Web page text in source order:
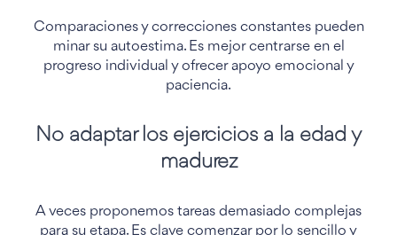
Comparaciones y correcciones constantes pueden
minar su autoestima. Es mejor centrarse en el
progreso individual y ofrecer apoyo emocional y
paciencia.
No adaptar los ejercicios a la edad y
madurez
A veces proponemos tareas demasiado complejas
para su etapa. Es clave comenzar por lo sencillo y